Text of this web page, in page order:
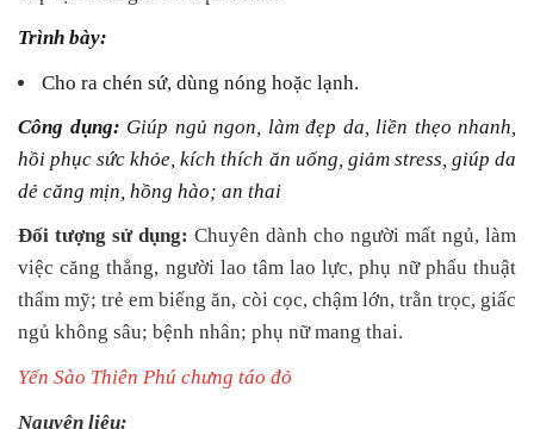
Trình bày:
Cho ra chén sứ, dùng nóng hoặc lạnh.
Công dụng: Giúp ngủ ngon, làm đẹp da, liền thẹo nhanh,
hồi phục sức khỏe, kích thích ăn uống, giảm stress, giúp da
dẻ căng mịn, hồng hào; an thai
Đối tượng sử dụng: Chuyên dành cho người mất ngủ, làm
việc căng thẳng, người lao tâm lao lực, phụ nữ phẩu thuật
thẩm mỹ; trẻ em biếng ăn, còi cọc, chậm lớn, trằn trọc, giấc
ngủ không sâu; bệnh nhân; phụ nữ mang thai.
Yến Sào Thiên Phú chưng táo đỏ
Nguyên liệu: